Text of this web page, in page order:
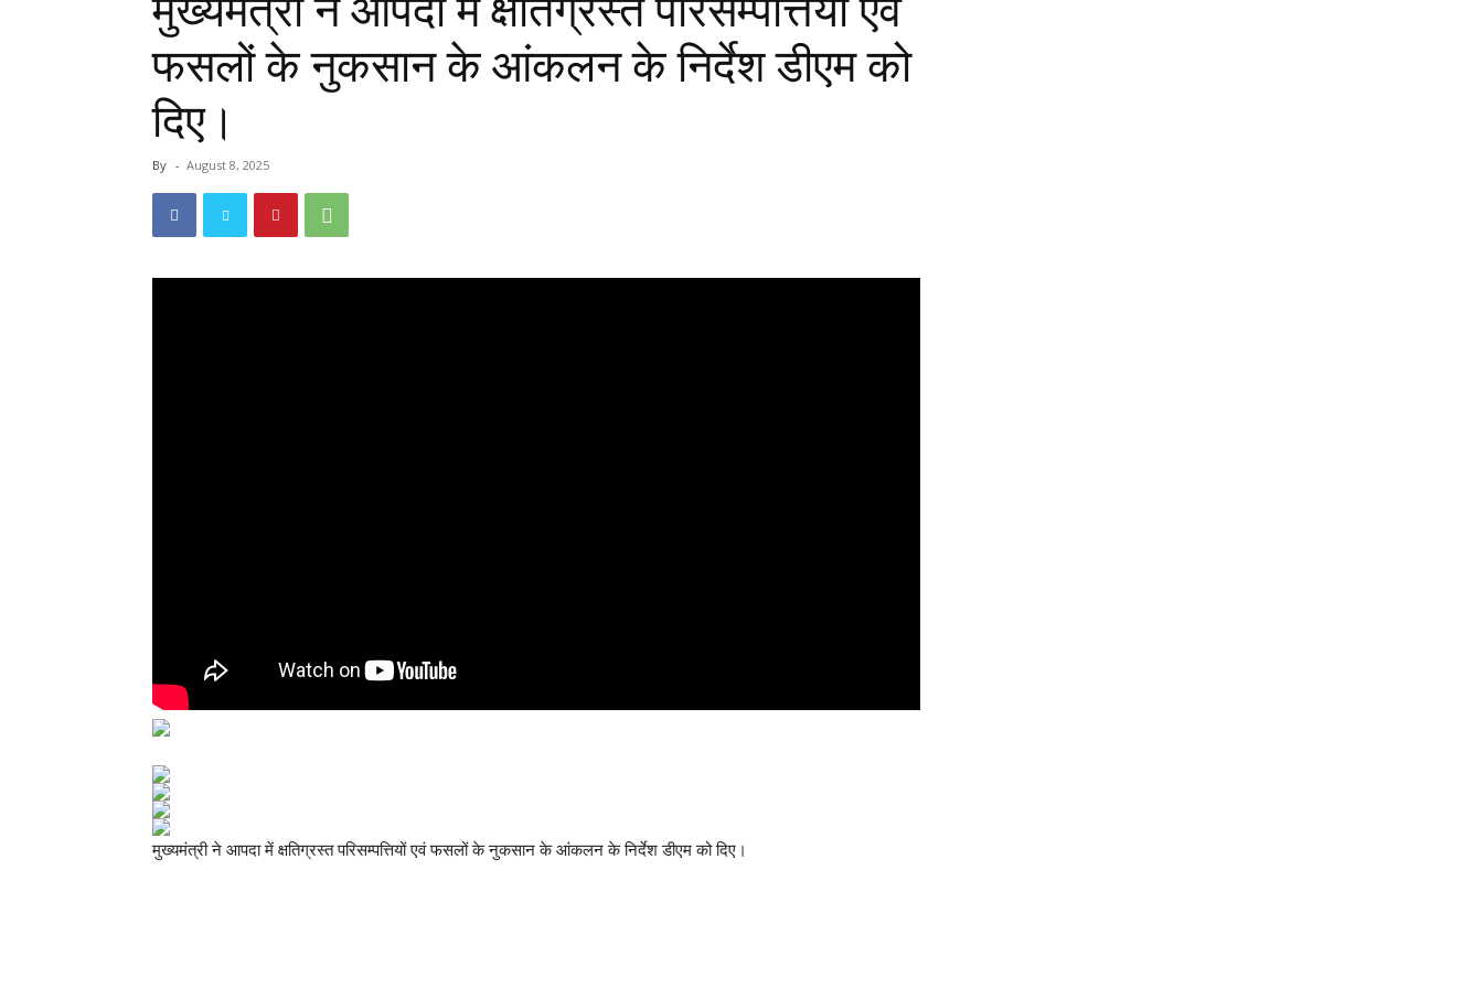
मुख्यमंत्री ने आपदा में क्षतिग्रस्त परिसम्पत्तियों एवं
फसलों के नुकसान के आंकलन के निर्देश डीएम को
दिए।
By - August 8, 2025
मुख्यमंत्री ने आपदा में क्षतिग्रस्त परिसम्पत्तियों एवं फसलों के नुकसान के आंकलन के निर्देश डीएम को दिए।